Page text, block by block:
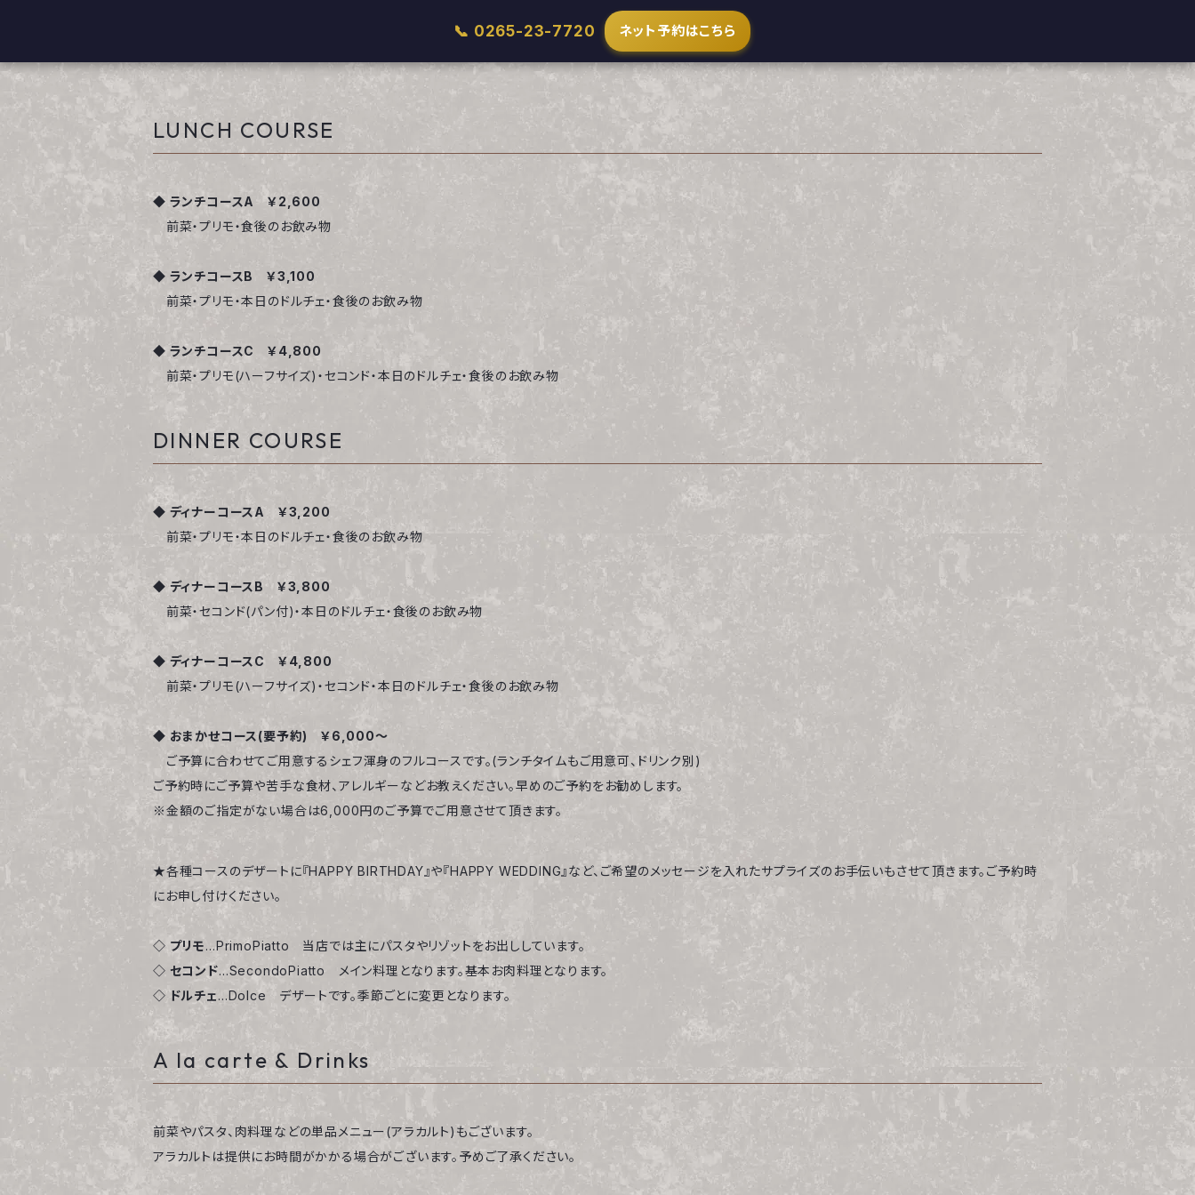
📞 0265-23-7720 ネット予約はこちら
LUNCH COURSE
◆ ランチコースA ￥2,600
前菜・プリモ・食後のお飲み物
◆ ランチコースB ￥3,100
前菜・プリモ・本日のドルチェ・食後のお飲み物
◆ ランチコースC ￥4,800
前菜・プリモ(ハーフサイズ)・セコンド・本日のドルチェ・食後のお飲み物
DINNER COURSE
◆ ディナーコースA ￥3,200
前菜・プリモ・本日のドルチェ・食後のお飲み物
◆ ディナーコースB ￥3,800
前菜・セコンド(パン付)・本日のドルチェ・食後のお飲み物
◆ ディナーコースC ￥4,800
前菜・プリモ(ハーフサイズ)・セコンド・本日のドルチェ・食後のお飲み物
◆ おまかせコース(要予約) ￥6,000～
ご予算に合わせてご用意するシェフ渾身のフルコースです。(ランチタイムもご用意可、ドリンク別)
ご予約時にご予算や苦手な食材、アレルギーなどお教えください。早めのご予約をお勧めします。
※金額のご指定がない場合は6,000円のご予算でご用意させて頂きます。
★各種コースのデザートに『HAPPY BIRTHDAY』や『HAPPY WEDDING』など、ご希望のメッセージを入れたサプライズのお手伝いもさせて頂きます。ご予約時
にお申し付けください。
◇ プリモ…PrimoPiatto 当店では主にパスタやリゾットをお出ししています。
◇ セコンド…SecondoPiatto メイン料理となります。基本お肉料理となります。
◇ ドルチェ…Dolce デザートです。季節ごとに変更となります。
A la carte & Drinks
前菜やパスタ、肉料理などの単品メニュー(アラカルト)もございます。
アラカルトは提供にお時間がかかる場合がございます。予めご了承ください。